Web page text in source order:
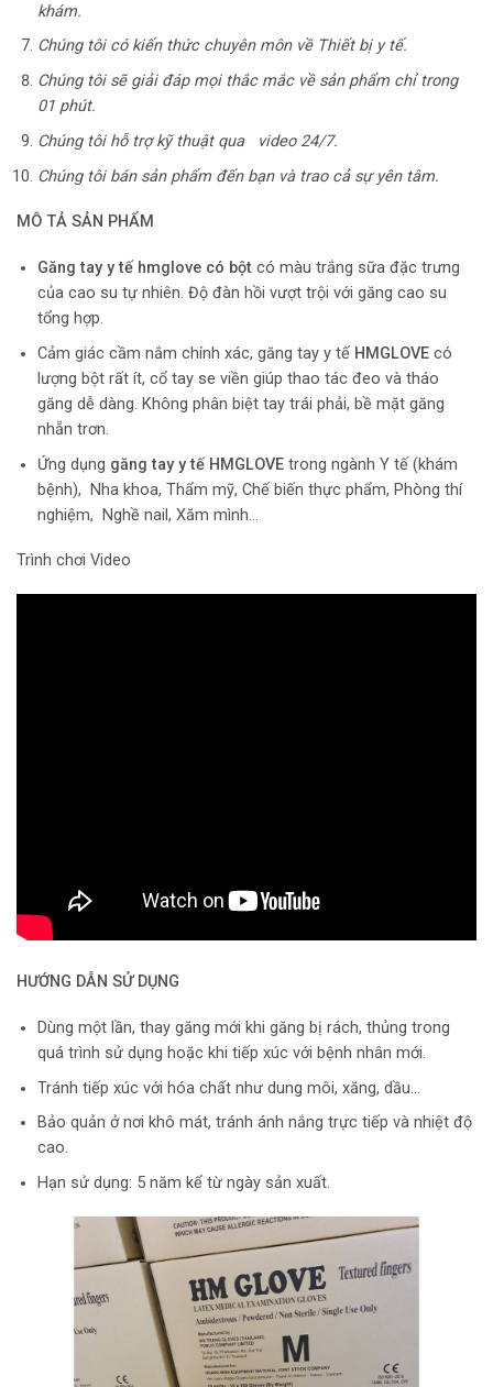
khám.
Chúng tôi có kiến thức chuyên môn về Thiết bị y tế.
Chúng tôi sẽ giải đáp mọi thắc mắc về sản phẩm chỉ trong
01 phút.
Chúng tôi hỗ trợ kỹ thuật qua video 24/7.
Chúng tôi bán sản phẩm đến bạn và trao cả sự yên tâm.
MÔ TẢ SẢN PHẨM
Găng tay y tế hmglove có bột có màu trắng sữa đặc trưng
của cao su tự nhiên. Độ đàn hồi vượt trội với găng cao su
tổng hợp.
Cảm giác cầm nắm chính xác, găng tay y tế HMGLOVEcó
lượng bột rất ít, cổ tay se viền giúp thao tác đeo và tháo
găng dễ dàng. Không phân biệt tay trái phải, bề mặt găng
nhẵn trơn.
Ứng dụng găng tay y tế HMGLOVEtrong ngành Y tế (khám
bệnh), Nha khoa, Thẩm mỹ, Chế biến thực phẩm, Phòng thí
nghiệm, Nghề nail, Xăm mình…
Trình chơi Video
HƯỚNG DẪN SỬ DỤNG
Dùng một lần, thay găng mới khi găng bị rách, thủng trong
quá trình sử dụng hoặc khi tiếp xúc với bệnh nhân mới.
Tránh tiếp xúc với hóa chất như dung môi, xăng, dầu…
Bảo quản ở nơi khô mát, tránh ánh nắng trực tiếp và nhiệt độ
cao.
Hạn sử dụng: 5 năm kể từ ngày sản xuất.